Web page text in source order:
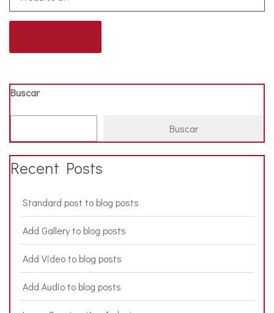
Buscar
Buscar
Recent Posts
Standard post to blog posts
Add Gallery to blog posts
Add Video to blog posts
Add Audio to blog posts